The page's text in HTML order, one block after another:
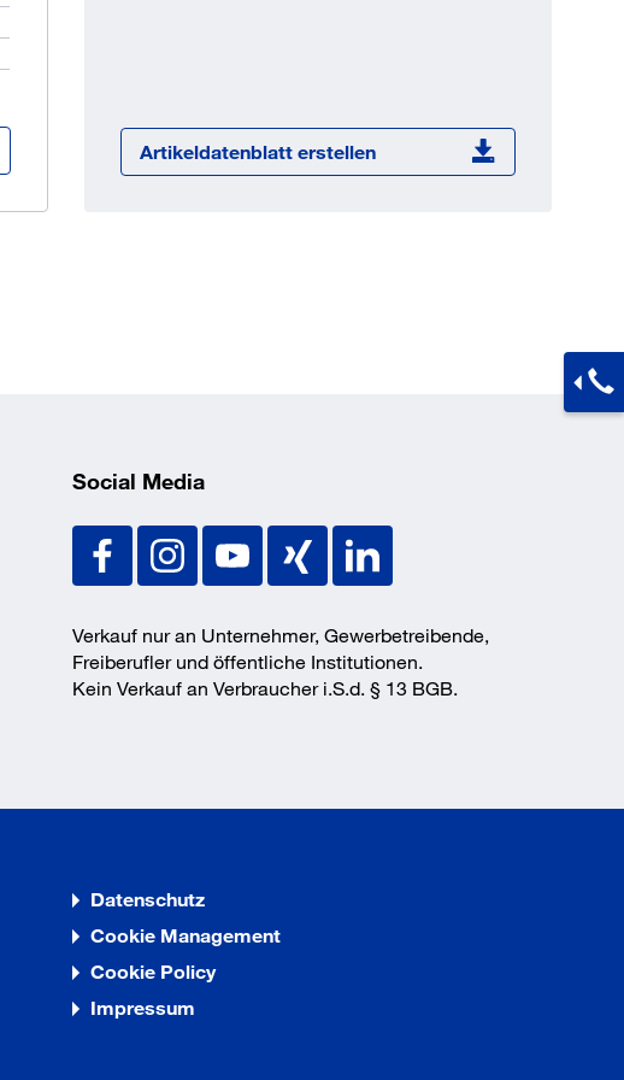
OCI Schnittstelle zu lhrer
Warenwirtschaft
Artikeldatenblatt erstellen
Social Media
Verkauf nur an Unternehmer, Gewerbetreibende,
Freiberufler und öffentliche Institutionen.
Kein Verkauf an Verbraucher i.S.d. § 13 BGB.
Datenschutz
Cookie Management
Cookie Policy
Impressum